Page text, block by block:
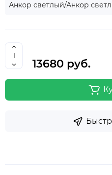
Анкор светлый/Анкор
13680 руб.